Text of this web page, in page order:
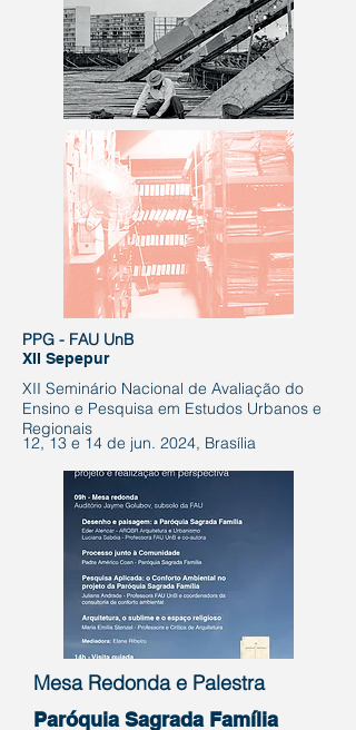
PPG - FAU UnB​
XII Sepepur
​XII Seminário Nacional de Avaliação do
Ensino e Pesquisa em Estudos Urbanos e
Regionais
12, 13 e 14 de jun. 2024, Brasília
Mesa Redonda e Palestra
Paróquia Sagrada Família